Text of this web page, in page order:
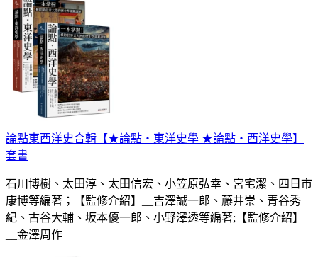
論點東西洋史合輯【★論點‧東洋史學 ★論點‧西洋史學】
套書
石川博樹、太田淳、太田信宏、小笠原弘幸、宮宅潔、四日市
康博等編著；【監修介紹】__吉澤誠一郎、藤井崇、青谷秀
紀、古谷大輔、坂本優一郎、小野澤透等編著;【監修介紹】
__金澤周作